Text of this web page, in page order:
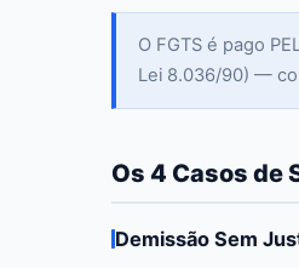
O FGTS é pago
Lei 8.036/90) —
Os 4 Casos de
Demissão Sem